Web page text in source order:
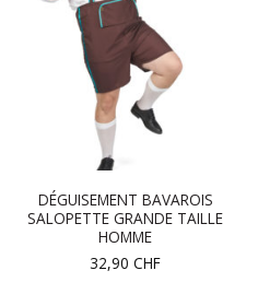
DÉGUISEMENT BAVAROIS
SALOPETTE GRANDE TAILLE
HOMME
32,90 CHF